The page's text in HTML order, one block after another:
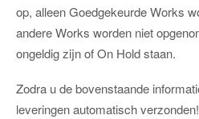
op, alleen Goedgekeurde Works
andere Works worden niet
ongeldig zijn of On Hold staan.
Zodra u de bovenstaande
leveringen automatisch verzonden!